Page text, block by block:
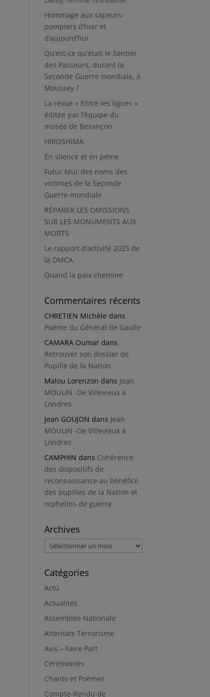
Hommage aux sapeurs-
pompiers d’hier et
d’aujourd’hui
Qu’est-ce qu’était le Sentier
des Passeurs, durant la
Seconde Guerre mondiale, à
Moussey ?
La revue « Entre les lignes »
éditée par l’équipe du
musée de Besançon
HIROSHIMA
En silence et en peine
Futur Mur des noms des
victimes de la Seconde
Guerre mondiale
RÉPARER LES OMISSIONS
SUR LES MONUMENTS AUX
MORTS
Le rapport d’activité 2025 de
la DMCA.
Quand la paix chemine
Commentaires récents
CHRETIEN Michèle dans
Poème du Général de Gaulle
CAMARA Oumar dans
Retrouver son dossier de
Pupille de la Nation
Malou Lorenzon dans Jean
MOULIN -De Villevieux à
Londres
Jean GOUJON dans Jean
MOULIN -De Villevieux à
Londres
CAMPHIN dans Cohérence
des dispositifs de
reconnaissance au bénéfice
des pupilles de la Nation et
orphelins de guerre
Archives
Archives
Catégories
Actu
Actualités
Assemblée Nationale
Attentats Terrorisme
Avis – Faire Part
Cérémonies
Chants et Poèmes
Compte-Rendu de